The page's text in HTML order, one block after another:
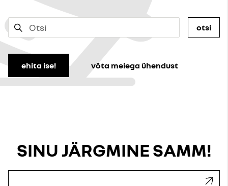
otsi
ehita ise! võta meiega ühendust
SINU JÄRGMINE SAMM!